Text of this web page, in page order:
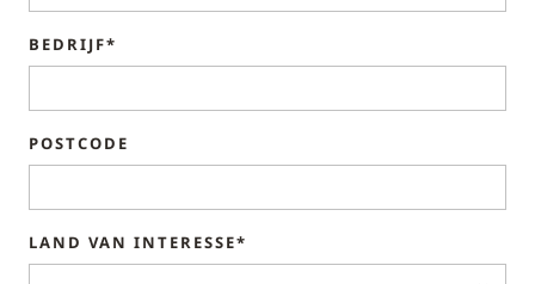
BEDRIJF*
POSTCODE
LAND VAN INTERESSE*